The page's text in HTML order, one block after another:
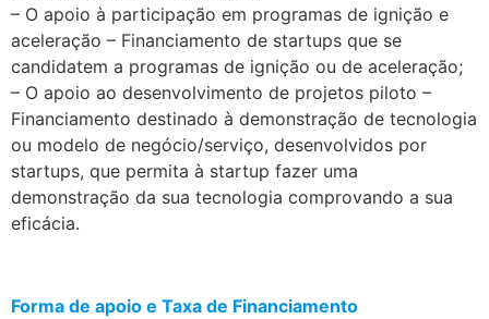
– O apoio à participação em programas de ignição e
aceleração – Financiamento de startups que se
candidatem a programas de ignição ou de aceleração;
– O apoio ao desenvolvimento de projetos piloto –
Financiamento destinado à demonstração de tecnologia
ou modelo de negócio/serviço, desenvolvidos por
startups, que permita à startup fazer uma
demonstração da sua tecnologia comprovando a sua
eficácia.
Forma de apoio e Taxa de Financiamento